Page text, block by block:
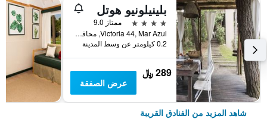
بلينيلونيو هوتل
4 نجوم
ممتاز 9.0
Victoria 44, Mar Azul, محافظة بوينس أيرس, الأرجنتين
0.2 كيلومتر عن وسط المدينة
289 ﷼
عرض الصفقة
شاهد المزيد من الفنادق القريبة